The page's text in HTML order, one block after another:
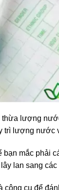
lượng
trì lượng nước
bạn mắc phải
lan sang các
công cụ để